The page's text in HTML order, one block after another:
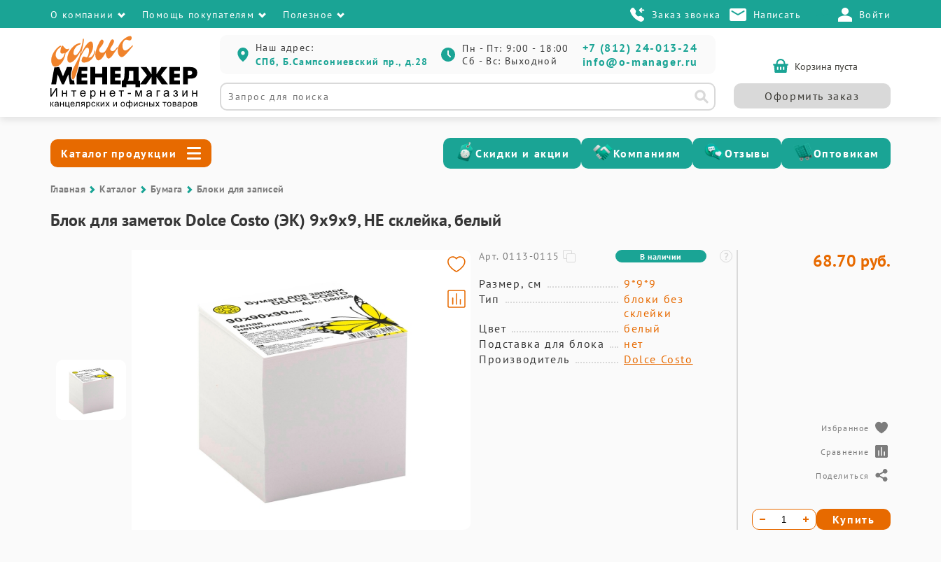
О компании Помощь покупателям Полезное Заказ звонка Написать Войти
Наш адрес:
СПб, Б.Сампсониевский пр., д.28
Пн - Пт: 9:00 - 18:00
Сб - Вс: Выходной
+7 (812) 24-013-24
info@o-manager.ru
Корзина пуста
Оформить заказ
Каталог продукции Скидки и акции Компаниям Отзывы Оптовикам
Главная Каталог Бумага Блоки для записей
Блок для заметок Dolce Costo (ЭК) 9х9х9, НЕ склейка, белый
Арт. 0113-0115 В наличии
Размер, см
9*9*9
Тип
блоки без
склейки
Цвет
белый
Подставка для блока
нет
Производитель
Dolce Costo
68.70 руб.
Избранное
Сравнение
Поделиться
Купить